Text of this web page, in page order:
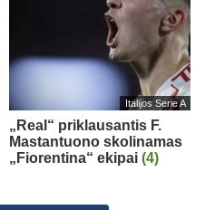
Italijos Serie A
„Real“ priklausantis F.
Mastantuono skolinamas
„Fiorentina“ ekipai (4)